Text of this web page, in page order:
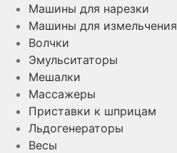
Машины для нарезки
Машины для измельчения
Волчки
Эмульситаторы
Мешалки
Массажеры
Приставки к шприцам
Льдогенераторы
Весы